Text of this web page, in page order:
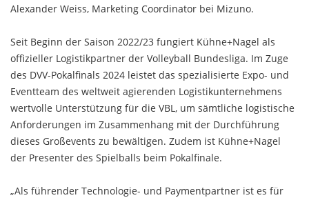
Alexander Weiss, Marketing Coordinator bei Mizuno.
Seit Beginn der Saison 2022/23 fungiert Kühne+Nagel als
offizieller Logistikpartner der Volleyball Bundesliga. Im Zuge
des DVV-Pokalfinals 2024 leistet das spezialisierte Expo- und
Eventteam des weltweit agierenden Logistikunternehmens
wertvolle Unterstützung für die VBL, um sämtliche logistische
Anforderungen im Zusammenhang mit der Durchführung
dieses Großevents zu bewältigen. Zudem ist Kühne+Nagel
der Presenter des Spielballs beim Pokalfinale.
„Als führender Technologie- und Paymentpartner ist es für